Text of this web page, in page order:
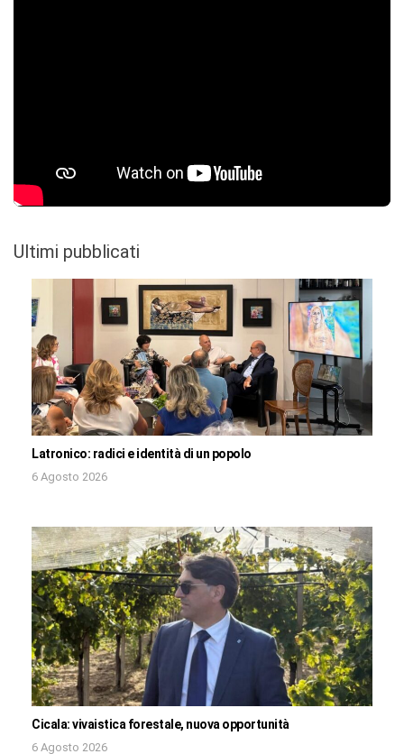
Ultimi pubblicati
Latronico: radici e identità di un popolo
6 Agosto 2026
Cicala: vivaistica forestale, nuova opportunità
6 Agosto 2026